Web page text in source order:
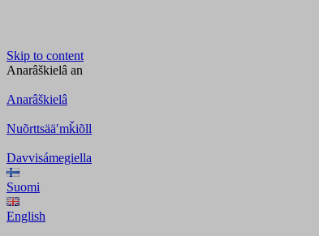
Skip to content
Anarâškielâ an
Anarâškielâ
Nuõrttsääʹmǩiõll
Davvisámegiella
Suomi
English